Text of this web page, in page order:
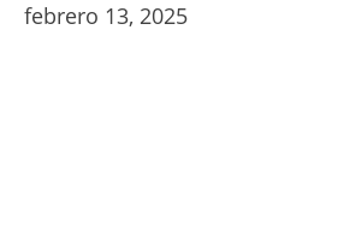
febrero 13, 2025